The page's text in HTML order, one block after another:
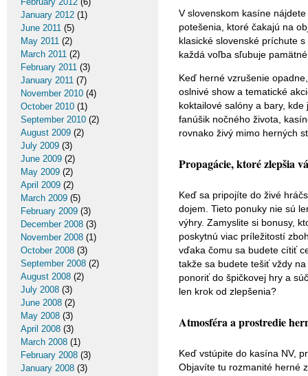
V slovenskom kasíne
potešenia, ktoré čakajú na
klasické slovenské príchute
každá voľba sľubuje
Keď herné vzrušenie
oslnivé show a tematické
koktailové salóny a bary,
fanúšik nočného života,
rovnako živý mimo herných
Propagácie, ktoré zlepšia
Keď sa pripojíte do živé
dojem. Tieto ponuky nie sú
výhry. Zamyslite si bonusy,
poskytnú viac príležitostí
vďaka čomu sa budete cítiť
takže sa budete tešiť vždy
ponoriť do špičkovej hry a
len krok od zlepšenia?
Atmosféra a prostredie
Keď vstúpite do kasína NV,
Objavíte tu rozmanité herné
January 2012 (1)
June 2011 (5)
May 2011 (2)
March 2011 (2)
February 2011 (3)
January 2011 (7)
November 2010 (4)
October 2010 (1)
September 2010 (2)
August 2009 (2)
July 2009 (3)
June 2009 (2)
May 2009 (2)
April 2009 (2)
March 2009 (5)
February 2009 (3)
December 2008 (3)
November 2008 (1)
October 2008 (3)
September 2008 (2)
August 2008 (2)
July 2008 (3)
June 2008 (2)
May 2008 (3)
April 2008 (3)
March 2008 (1)
February 2008 (3)
January 2008 (3)